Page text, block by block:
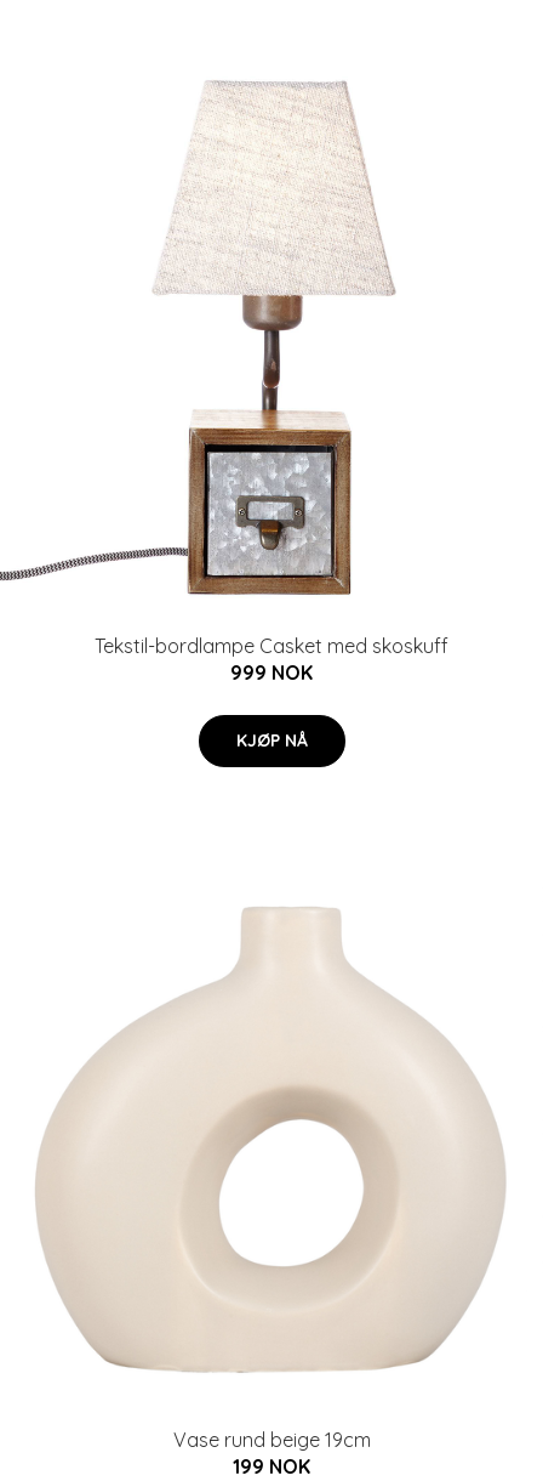
Tekstil-bordlampe Casket med skoskuff
999 NOK
KJØP NÅ
Vase rund beige 19cm
199 NOK